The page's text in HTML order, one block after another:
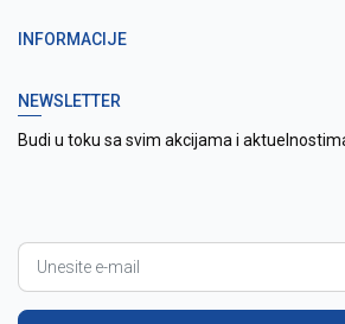
INFORMACIJE
NEWSLETTER
Budi u toku sa svim akcijama i